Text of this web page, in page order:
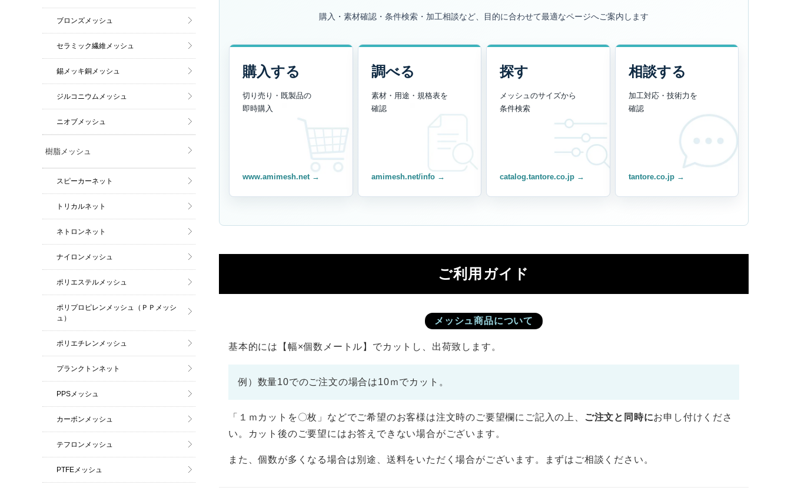
購入・素材確認・条件検索・加工相談など、目的に合わせて最適なページへご案内します
購入する
切り売り・既製品の
即時購入
www.amimesh.net →
調べる
素材・用途・規格表を
確認
amimesh.net/info →
探す
メッシュのサイズから
条件検索
catalog.tantore.co.jp →
相談する
加工対応・技術力を
確認
tantore.co.jp →
ご利用ガイド
メッシュ商品について
基本的には【幅×個数メートル】でカットし、出荷致します。
例）数量10でのご注文の場合は10ｍでカット。
「１ｍカットを〇枚」などでご希望のお客様は注文時のご要望欄にご記入の上、 ご注文と同時にお申し付けくださ
い。カット後のご要望にはお答えできない場合がございます。
また、個数が多くなる場合は別途、送料をいただく場合がございます。まずはご相談ください。
ブロンズメッシュ
セラミック繊維メッシュ
錫メッキ銅メッシュ
ジルコニウムメッシュ
ニオブメッシュ
樹脂メッシュ
スピーカーネット
トリカルネット
ネトロンネット
ナイロンメッシュ
ポリエステルメッシュ
ポリプロピレンメッシュ（ＰＰメッシ
ュ）
ポリエチレンメッシュ
プランクトンネット
PPSメッシュ
カーボンメッシュ
テフロンメッシュ
PTFEメッシュ